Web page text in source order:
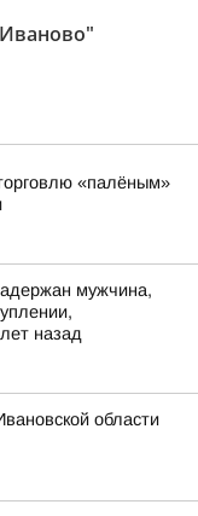
«палёным»
мужчина,
назад
области